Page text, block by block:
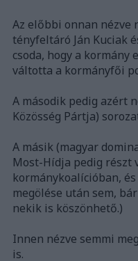
Az előbbi onnan nézve
tényfeltáró Ján Kuciak
csoda, hogy a
váltotta a kormányfői
A második pedig azért
Közösség Pártja)
A másik (magyar
Most-Hídja pedig részt
kormánykoalícióban,
megölése után sem,
nekik is köszönhető.)
Innen nézve semmi
is.